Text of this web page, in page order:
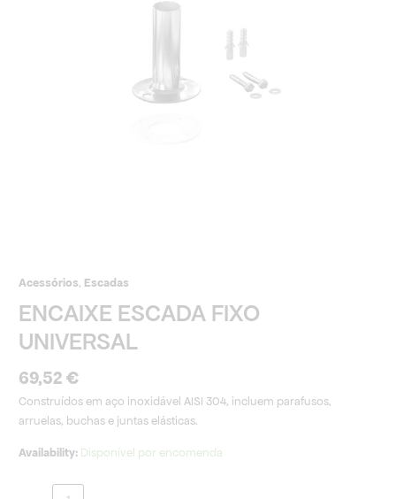
Acessórios, Escadas
ENCAIXE ESCADA FIXO
UNIVERSAL
69,52€
Construídos em aço inoxidável AISI 304, incluem parafusos,
arruelas, buchas e juntas elásticas.
Availability: Disponível por encomenda